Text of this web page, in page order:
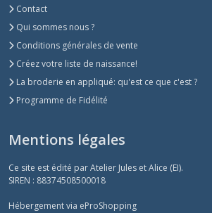
Contact
Qui sommes nous ?
Conditions générales de vente
Créez votre liste de naissance!
La broderie en appliqué: qu'est ce que c'est ?
Programme de Fidélité
Mentions légales
Ce site est édité par Atelier Jules et Alice (EI).
SIREN : 88374508500018
Hébergement via eProShopping